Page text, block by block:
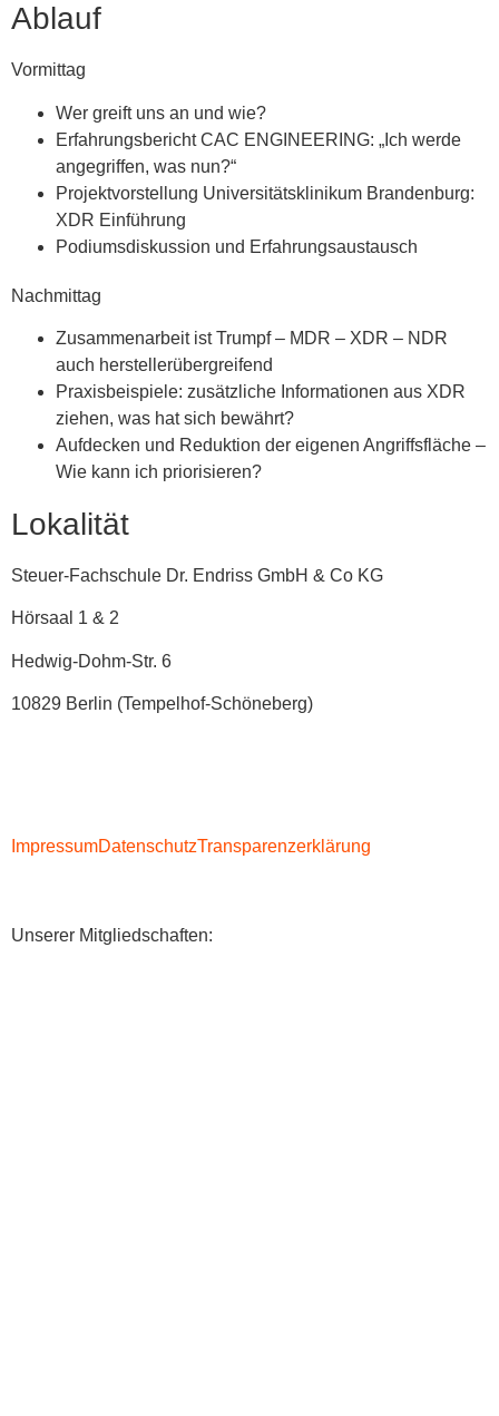
Ablauf
Vormittag
Wer greift uns an und wie?
Erfahrungsbericht CAC ENGINEERING: „Ich werde
angegriffen, was nun?“
Projektvorstellung Universitätsklinikum Brandenburg:
XDR Einführung
Podiumsdiskussion und Erfahrungsaustausch
Nachmittag
Zusammenarbeit ist Trumpf – MDR – XDR – NDR
auch herstellerübergreifend
Praxisbeispiele: zusätzliche Informationen aus XDR
ziehen, was hat sich bewährt?
Aufdecken und Reduktion der eigenen Angriffsfläche –
Wie kann ich priorisieren?
Lokalität
Steuer-Fachschule Dr. Endriss GmbH & Co KG
Hörsaal 1 & 2
Hedwig-Dohm-Str. 6
10829 Berlin (Tempelhof-Schöneberg)
ImpressumDatenschutzTransparenzerklärung
Unserer Mitgliedschaften: